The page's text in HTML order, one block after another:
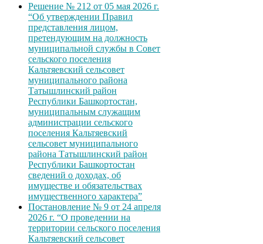
Решение № 212 от 05 мая 2026 г.
“Об утверждении Правил
представления лицом,
претендующим на должность
муниципальной службы в Совет
сельского поселения
Кальтяевский сельсовет
муниципального района
Татышлинский район
Республики Башкортостан,
муниципальным служащим
администрации сельского
поселения Кальтяевский
сельсовет муниципального
района Татышлинский район
Республики Башкортостан
сведений о доходах, об
имуществе и обязательствах
имущественного характера”
Постановление № 9 от 24 апреля
2026 г. “О проведении на
территории сельского поселения
Кальтяевский сельсовет